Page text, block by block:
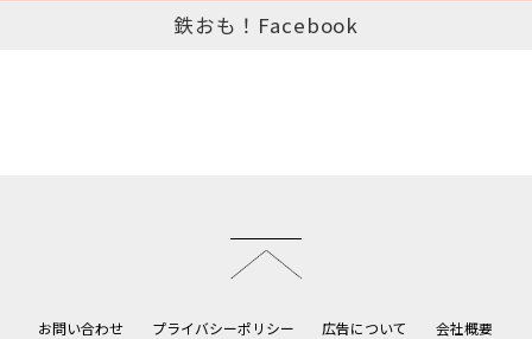
鉄おも！Facebook
お問い合わせ プライバシーポリシー 広告について 会社概要